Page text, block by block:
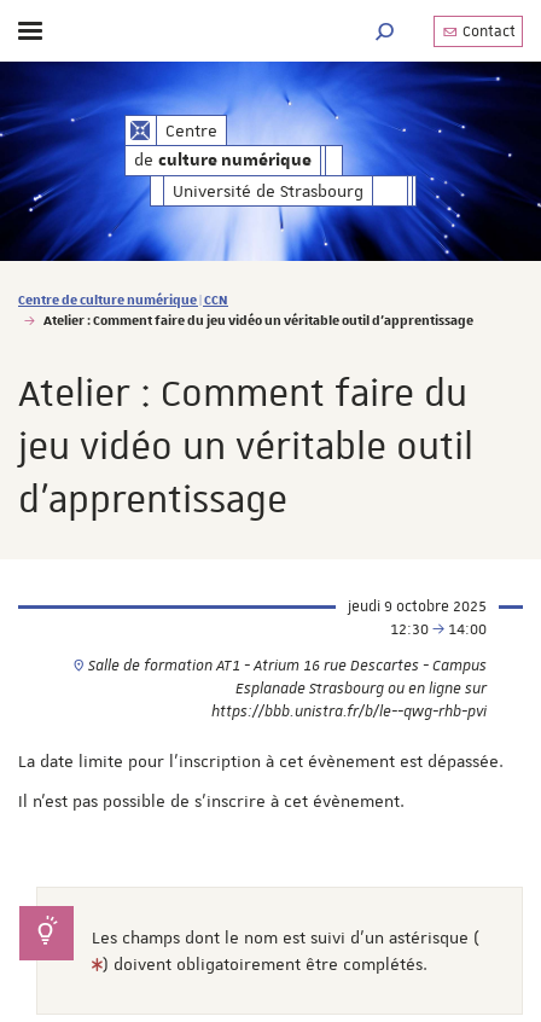
Centrede
culture numérique
de culture numérique
Université de Strasbourg
Afficher / masquer le menu MOTEUR DE
Contact
Vous êtes ici :
Centre de culture numérique | CCN
Atelier : Comment faire du jeu vidéo un véritable outil d'apprentissage
Atelier : Comment faire du
jeu vidéo un véritable outil
d'apprentissage
jeudi 9 octobre 2025
12:30
14:00
Salle de formation AT1 - Atrium 16 rue Descartes - Campus
Esplanade Strasbourg ou en ligne sur
https://bbb.unistra.fr/b/le--qwg-rhb-pvi
La date limite pour l'inscription à cet évènement est dépassée.
Il n'est pas possible de s'inscrire à cet évènement.
Les champs dont le nom est suivi d'un astérisque (
) doivent obligatoirement être complétés.